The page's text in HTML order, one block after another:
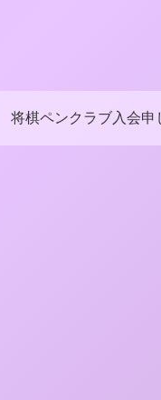
将棋ペンクラブ入会申